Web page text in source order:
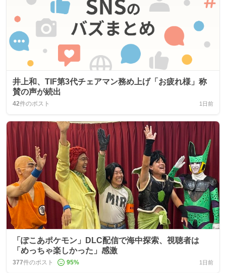
井上和、TIF第3代チェアマン務め上げ「お疲れ様」称
賛の声が続出
42件のポスト 1日前
「ぽこあポケモン」DLC配信で海中探索、視聴者は
「めっちゃ楽しかった」感激
377件のポスト 95% 1日前